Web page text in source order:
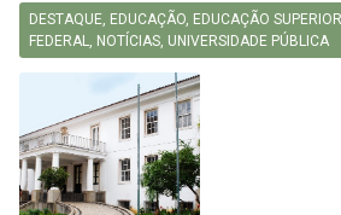
DESTAQUE, EDUCAÇÃO, EDUCAÇÃO SUPERIOR
FEDERAL, NOTÍCIAS, UNIVERSIDADE PÚBLICA